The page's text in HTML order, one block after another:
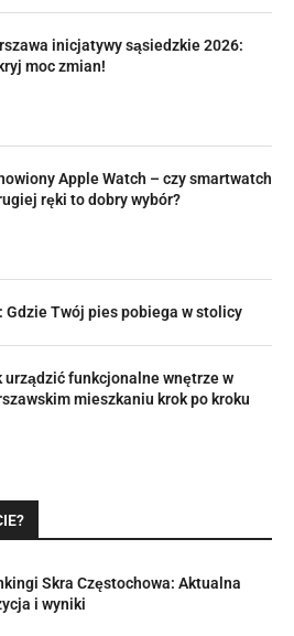
inicjatywy sąsiedzkie 2026:
moc zmian!
Apple Watch – czy smartwatch
ręki to dobry wybór?
Gdzie Twój pies pobiega w stolicy
urządzić funkcjonalne wnętrze w
mieszkaniu krok po kroku
Skra Częstochowa: Aktualna
i wyniki